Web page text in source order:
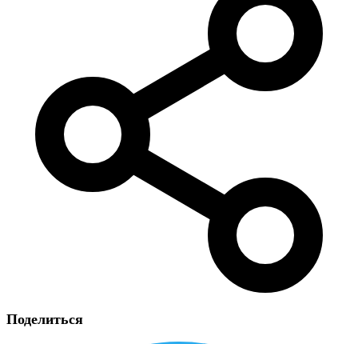
Поделиться